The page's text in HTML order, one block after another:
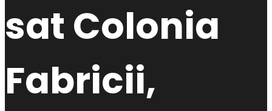
sat Colonia
Fabricii,